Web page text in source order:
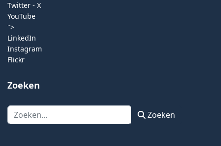
Twitter - X
YouTube
">
LinkedIn
Instagram
Flickr
Zoeken
Zoeken Zoeken